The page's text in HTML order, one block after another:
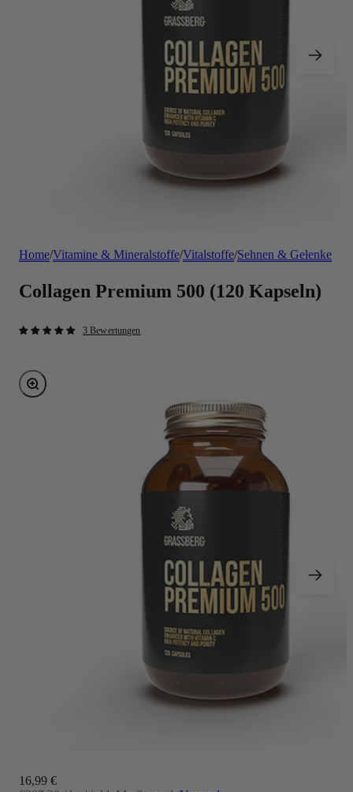
Home/Vitamine & Mineralstoffe/Vitalstoffe/Sehnen & Gelenke
Collagen Premium 500 (120 Kapseln)
3 Bewertungen
Bild vergrößern
Angebot
16,99 €